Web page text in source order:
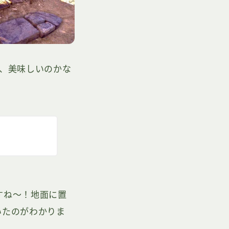
美味しいのかな
～！地面に置
のがわかりま